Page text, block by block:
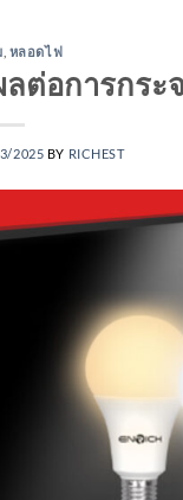
หลอดไฟ
ต่อการกระ
2025 BY RICHEST